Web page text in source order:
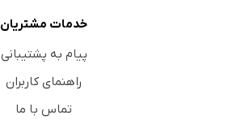
خدمات مشتریان
پیام به پشتیبانی
راهنمای کاربران
تماس با ما